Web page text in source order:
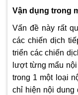
Vận dụng trong
Vấn đề này rất
các chiến dịch
triển các chiến
lượt từng mẩu
trong 1 một loại
chỉ hiện nội dung